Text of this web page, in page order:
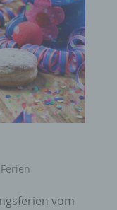
Ferien
vom